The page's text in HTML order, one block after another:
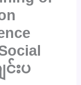
းပ